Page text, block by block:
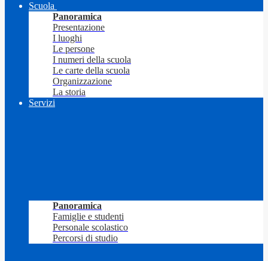
Scuola
Panoramica
Presentazione
I luoghi
Le persone
I numeri della scuola
Le carte della scuola
Organizzazione
La storia
Servizi
Panoramica
Famiglie e studenti
Personale scolastico
Percorsi di studio